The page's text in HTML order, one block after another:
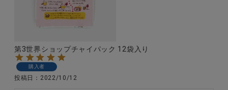
第3世界ショップチャイパック 12袋入り
購入者
投稿日 2022/10/12